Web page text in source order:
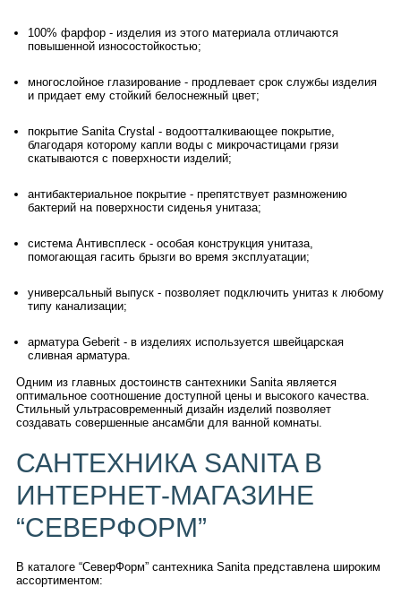
100% фарфор - изделия из этого материала отличаются
повышенной износостойкостью;
многослойное глазирование - продлевает срок службы изделия
и придает ему стойкий белоснежный цвет;
покрытие Sanita Crystal - водоотталкивающее покрытие,
благодаря которому капли воды с микрочастицами грязи
скатываются с поверхности изделий;
антибактериальное покрытие - препятствует размножению
бактерий на поверхности сиденья унитаза;
система Антивсплеск - особая конструкция унитаза,
помогающая гасить брызги во время эксплуатации;
универсальный выпуск - позволяет подключить унитаз к любому
типу канализации;
арматура Geberit - в изделиях используется швейцарская
сливная арматура.
Одним из главных достоинств сантехники Sanita является
оптимальное соотношение доступной цены и высокого качества.
Стильный ультрасовременный дизайн изделий позволяет
создавать совершенные ансамбли для ванной комнаты.
САНТЕХНИКА SANITA В
ИНТЕРНЕТ-МАГАЗИНЕ
“СЕВЕРФОРМ”
В каталоге “СеверФорм” сантехника Sanita представлена широким
ассортиментом: